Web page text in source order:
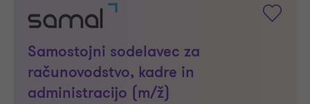
Samostojni sodelavec za
računovodstvo, kadre in
administracijo (m/ž)